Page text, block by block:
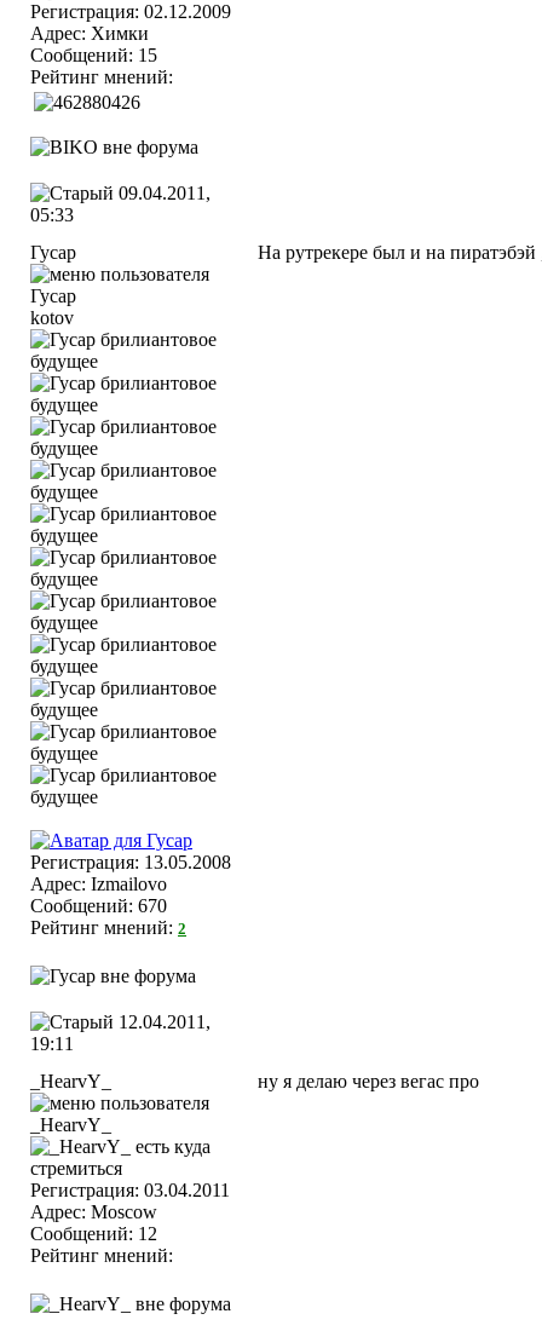
Регистрация: 02.12.2009
Адрес: Химки
Сообщений: 15
Рейтинг мнений:
09.04.2011,
05:33
Гусар
kotov
Регистрация: 13.05.2008
Адрес: Izmailovo
Сообщений: 670
Рейтинг мнений: 2
На рутрекере был и на
12.04.2011,
19:11
_HearvY_
Регистрация: 03.04.2011
Адрес: Moscow
Сообщений: 12
Рейтинг мнений:
ну я делаю через вегас про